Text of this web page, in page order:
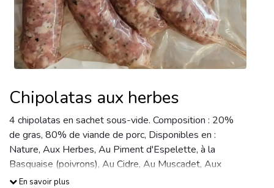
Chipolatas aux herbes
4 chipolatas en sachet sous-vide. Composition : 20%
de gras, 80% de viande de porc, Disponibles en :
Nature, Aux Herbes, Au Piment d'Espelette, à la
Basquaise (poivrons), Au Cidre, Au Muscadet, Aux
oignons, Au Comté, Au Cochon Pailleux, A la Fleur de
En savoir plus